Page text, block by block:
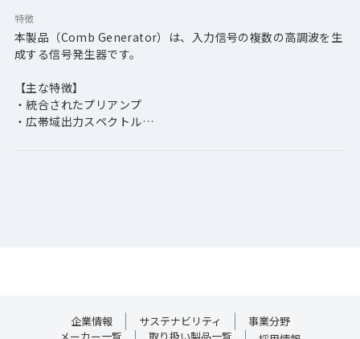
特徴
本製品（Comb Generator）は、入力信号の複数の高調波を生
成する信号発生器です。
【主な特徴】
・統合されたプリアンプ
・広帯域出力スペクトル
・軽量/小型
企業情報 サステナビリティ
事業分野